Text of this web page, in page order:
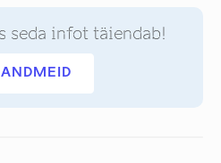
seda infot täiendab!
ANDMEID